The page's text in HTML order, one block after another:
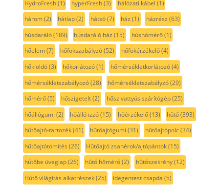
HydroFresh(1) hyperFresh(3) hálózati kábel (1)
három(2) hátlap(2) hátsó(7) ház (1) házrész (63)
húsdaráló(189) húsdaráló ház (15) húshőmérő(1)
hőelem(7) hőfokszabályzó(52) hőfokérzékelő(4)
hőkioldó(3) hőkorlátozó(1) hőmérsékletkorlátozó(4)
hőmérsékletszabályozó(28) hőmérsékletszabályzó(29)
hőmérő(5) hőszigetelt(2) hőszivattyús szárítógép(25)
hőállógumi (2) hőálló izzó(15) hőérzékelő(13) hűtő(393)
hűtőajtó-tartozék(41) hűtőajtógumi (31) hűtőajtópolc(34)
hűtőajtótömítés (26) Hűtőajtó zsanérok/ajtópántok(15)
hűtőbe üveglap(26) hűtő hőmérő(2) hűtőszekrény(12)
Hűtő világítás alkatrészek(25) idegentest csapda (5)